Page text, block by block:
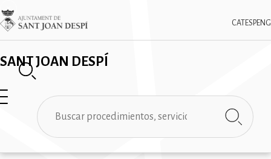
Pasar
al
contenido
SANT JOAN DESPÍ
CAT ESPENG
Imatge
✕
Buscar